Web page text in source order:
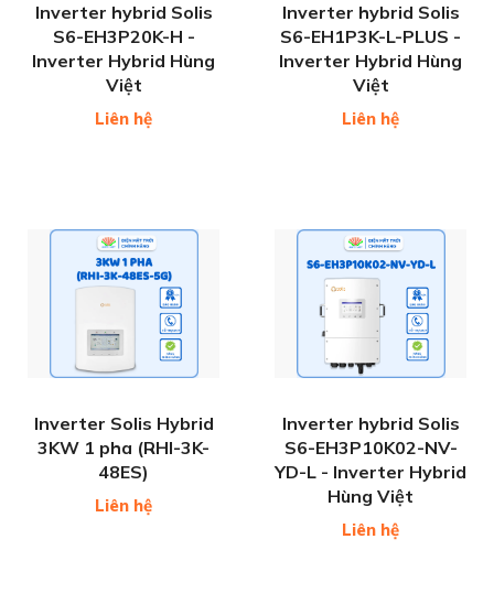
Inverter hybrid Solis
S6-EH3P20K-H -
Inverter Hybrid Hùng
Việt
Liên hệ
Inverter hybrid Solis
S6-EH1P3K-L-PLUS -
Inverter Hybrid Hùng
Việt
Liên hệ
Inverter Solis Hybrid
3KW 1 pha (RHI-3K-
48ES)
Liên hệ
Inverter hybrid Solis
S6-EH3P10K02-NV-
YD-L - Inverter Hybrid
Hùng Việt
Liên hệ